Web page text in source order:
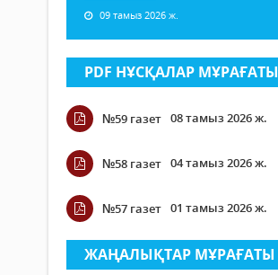
09 тамыз 2026 ж.
PDF НҰСҚАЛАР МҰРАҒАТЫ
№59 газет 08 тамыз 2026 ж.
№58 газет 04 тамыз 2026 ж.
№57 газет 01 тамыз 2026 ж.
ЖАҢАЛЫҚТАР МҰРАҒАТЫ